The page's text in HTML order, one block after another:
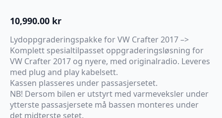
10,990.00 kr
Lydoppgraderingspakke for VW Crafter 2017 –>
Komplett spesialtilpasset oppgraderingsløsning for
VW Crafter 2017 og nyere, med originalradio. Leveres
med plug and play kabelsett.
Kassen plasseres under passasjersetet.
NB! Dersom bilen er utstyrt med varmeveksler under
ytterste passasjersete må bassen monteres under
det midterste setet.